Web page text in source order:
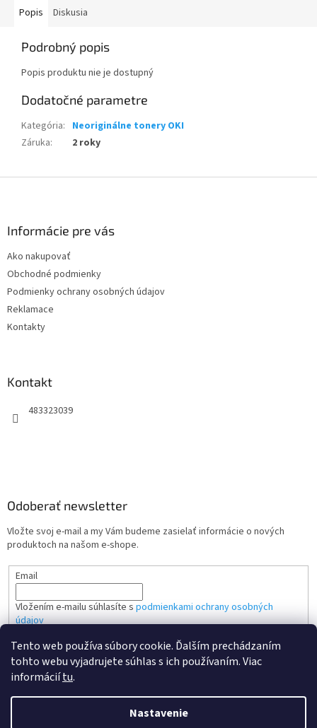
Tento web používa súbory cookie. Ďalším prechádzaním
tohto webu vyjadrujete súhlas s ich používaním. Viac
informáciítu.
Nastavenie
Popis Diskusia
Podrobný popis
Popis produktu nie je dostupný
Dodatočné parametre
Kategória: Neoriginálne tonery OKI
Záruka: 2 roky
Informácie pre vás
Ako nakupovať
Obchodné podmienky
Podmienky ochrany osobných údajov
Reklamace
Kontakty
Kontakt
483323039
Odoberať newsletter
Vložte svoj e-mail a my Vám budeme zasielať informácie o nových
produktoch na našom e-shope.
Email
Vložením e-mailu súhlasíte s podmienkami ochrany osobných
údajov
PRIHLÁSIŤ SA
Vytvoril Shoptet